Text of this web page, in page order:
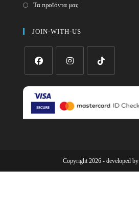
Τα προϊόντα μας
JOIN-WITH-US
new
new
a
new
Copyright 2026 - developed by